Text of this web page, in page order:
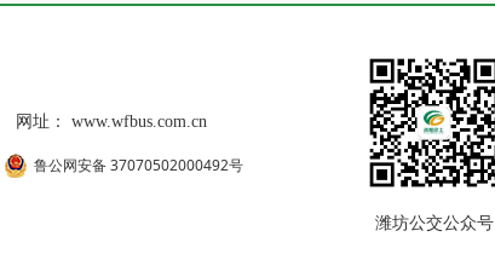
网址： www.wfbus.com.cn
潍坊公交公众号
鲁公网安备 37070502000492号